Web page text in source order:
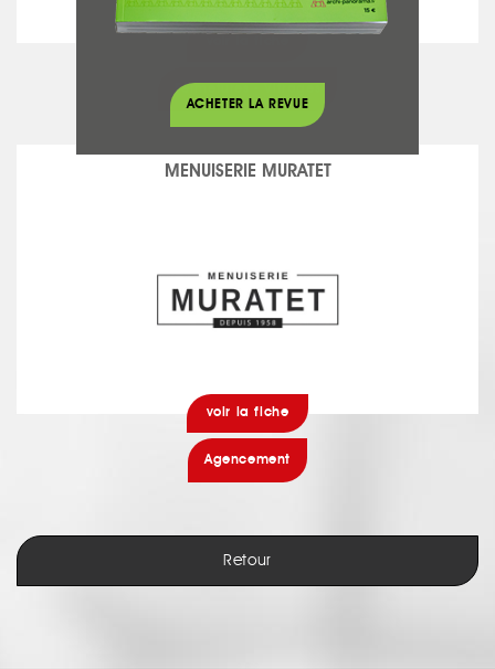
Fermetures - Vitrages
MENUISERIE MURATET
voir la fiche
Agencement
Retour
ACHETER LA REVUE